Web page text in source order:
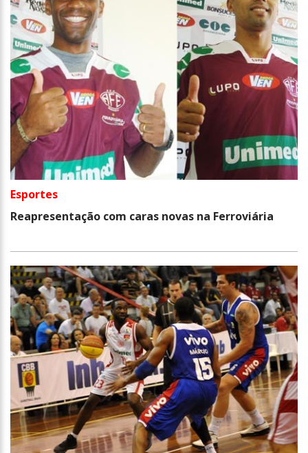
Esportes
Reapresentação com caras novas na Ferroviária